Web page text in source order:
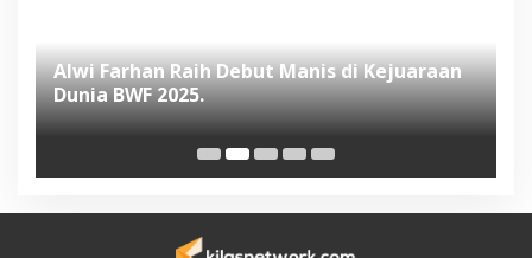
Alwi Farhan Raih Debut Manis di Kejuaraan
Dunia BWF 2025.